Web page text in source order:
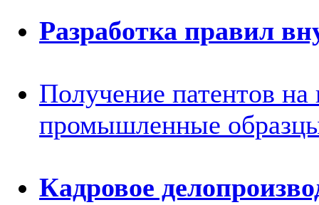
Разработка правил
Получение патентов
промышленные
Кадровое